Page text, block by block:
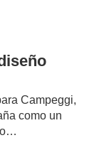
Campeggi,
como un